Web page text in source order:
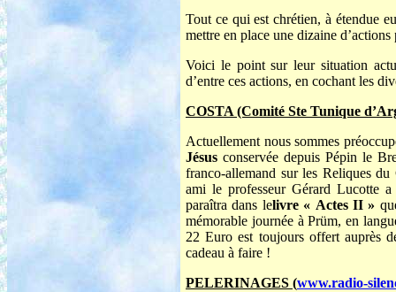
Tout ce qui est chrétien, à étendue
mettre en place une dizaine d’actions
Voici le point sur leur situation
d’entre ces actions, en cochant les
COSTA (Comité Ste Tunique
Actuellement nous sommes
Jésus conservée depuis Pépin le
franco-allemand sur les Reliques
ami le professeur Gérard Lucotte
paraîtra dans lelivre « Actes II »
mémorable journée à Prüm, en
22 Euro est toujours offert auprès
cadeau à faire !
PELERINAGES (www.radio-